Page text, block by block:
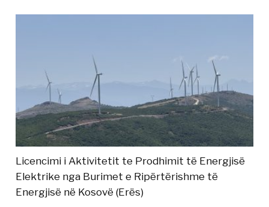
Licencimi i Aktivitetit te Prodhimit të Energjisë
Elektrike nga Burimet e Ripërtërishme të
Energjisë në Kosovë (Erës)